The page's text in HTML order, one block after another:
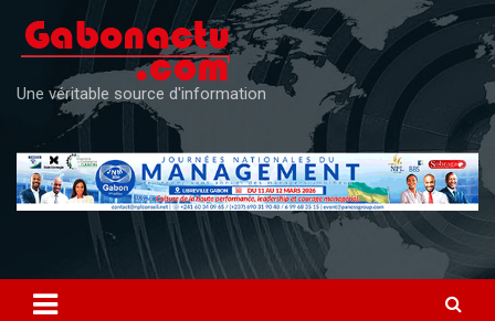
content
Une véritable source d'information